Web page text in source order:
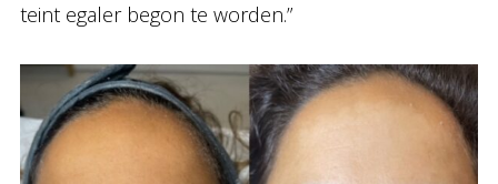
teint egaler begon te worden.”